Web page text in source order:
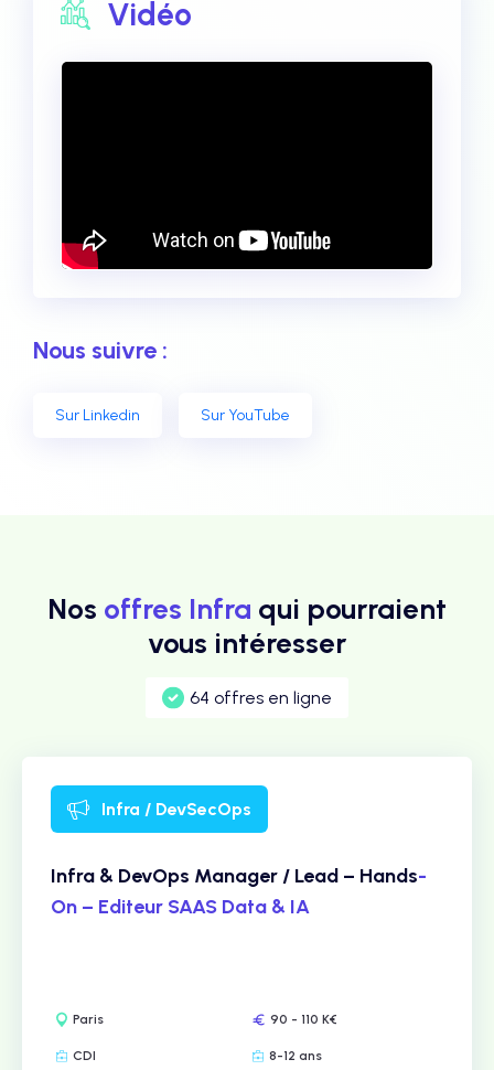
Vidéo
Nous suivre :
Sur Linkedin Sur YouTube
Nos offres Infra qui pourraient
vous intéresser
64 offres en ligne
Infra / DevSecOps
Infra & DevOps Manager / Lead – Hands-
On – Editeur SAAS Data & IA
Paris 90 - 110 K€
CDI 8-12 ans